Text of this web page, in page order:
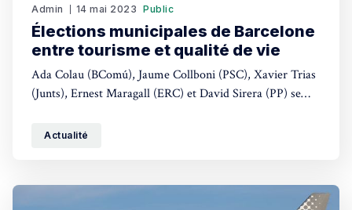
Admin 14 mai 2023 Public
Élections municipales de Barcelone
entre tourisme et qualité de vie
Ada Colau (BComú), Jaume Collboni (PSC), Xavier Trias
(Junts), Ernest Maragall (ERC) et David Sirera (PP) se
Actualité